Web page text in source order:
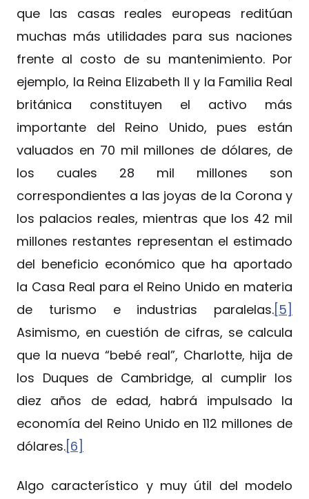
que las casas reales europeas reditúan
muchas más utilidades para sus naciones
frente al costo de su mantenimiento. Por
ejemplo, la Reina Elizabeth II y la Familia Real
británica constituyen el activo más
importante del Reino Unido, pues están
valuados en 70 mil millones de dólares, de
los cuales 28 mil millones son
correspondientes a las joyas de la Corona y
los palacios reales, mientras que los 42 mil
millones restantes representan el estimado
del beneficio económico que ha aportado
la Casa Real para el Reino Unido en materia
de turismo e industrias paralelas.[5]
Asimismo, en cuestión de cifras, se calcula
que la nueva “bebé real”, Charlotte, hija de
los Duques de Cambridge, al cumplir los
diez años de edad, habrá impulsado la
economía del Reino Unido en 112 millones de
dólares.[6]
Algo característico y muy útil del modelo